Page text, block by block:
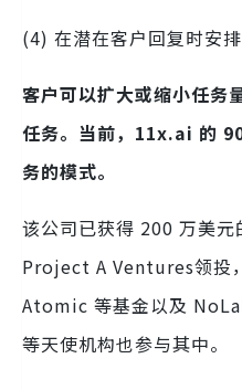
(4) 在潜在客户回复时安排
客户可以扩大或缩小任务
任务。当前，11x.ai 的
务的模式。
该公司已获得 200 万美
Project A Ventures领投
Atomic 等基金以及
等天使机构也参与其中。